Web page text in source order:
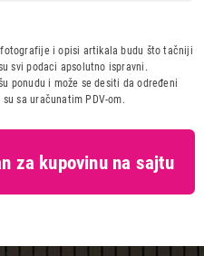
I PEC ZA CENTRALNO
sva prava
potrošača
fotografije i opisi artikala budu što tačniji
svi podaci apsolutno ispravni.
ponudu i može se desiti da određeni
sa uračunatim PDV-om.
za kupovinu na sajtu